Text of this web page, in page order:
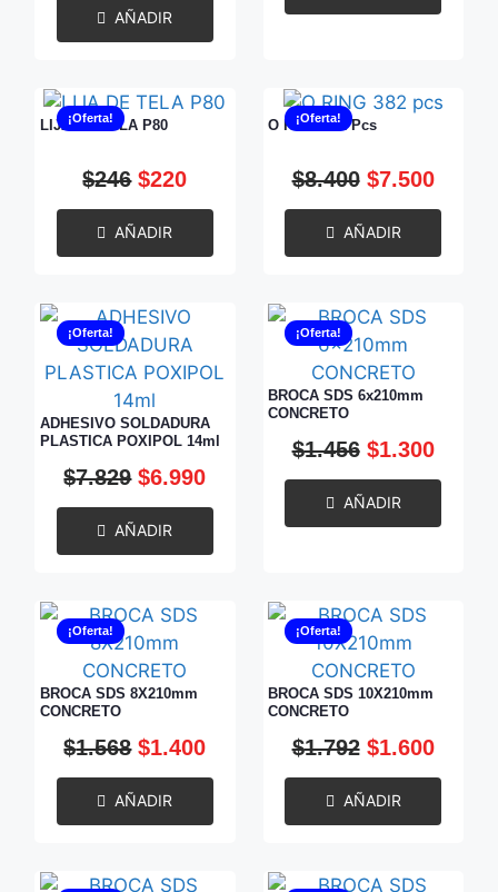
AÑADIR
LIJA DE TELA P80
¡Oferta!
$246 $220
AÑADIR
O RING 382 Pcs
¡Oferta!
$8.400 $7.500
AÑADIR
ADHESIVO SOLDADURA
PLASTICA POXIPOL 14ml
¡Oferta!
$7.829 $6.990
AÑADIR
BROCA SDS 6x210mm
CONCRETO
¡Oferta!
$1.456 $1.300
AÑADIR
BROCA SDS 8X210mm
CONCRETO
¡Oferta!
$1.568 $1.400
AÑADIR
BROCA SDS 10X210mm
CONCRETO
¡Oferta!
$1.792 $1.600
AÑADIR